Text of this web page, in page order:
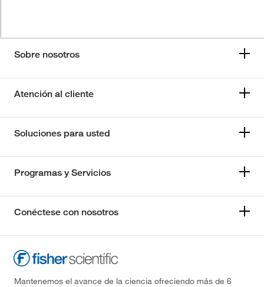
Sobre nosotros
Atención al cliente
Soluciones para usted
Programas y Servicios
Conéctese con nosotros
Mantenemos el avance de la ciencia ofreciendo más de 6